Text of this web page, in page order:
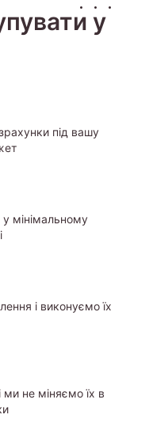
у
під вашу
мінімальному
і виконуємо їх
ми не міняємо їх в